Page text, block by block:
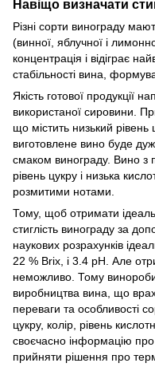
Навіщо визначати
Різні сорти винограду
(винної, яблучної і
концентрація і відіграє
стабільності вина,
Якість готової продукції
використаної сировини.
що містить низький рівень
виготовлене вино буде
смаком винограду. Вино з
рівень цукру і низька
розмитими нотами.
Тому, щоб отримати
стиглість винограду за
наукових розрахунків
22 % Brix, і 3.4 pH. Але
неможливо. Тому винороби
виробництва вина, що
переваги та особливості
цукру, колір, рівень
своєчасно інформацію про
прийняти рішення про